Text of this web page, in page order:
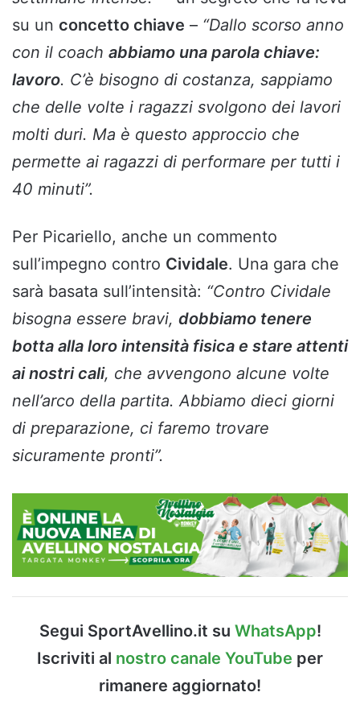
su un concetto chiave – “Dallo scorso anno
con il coach abbiamo una parola chiave:
lavoro. C’è bisogno di costanza, sappiamo
che delle volte i ragazzi svolgono dei lavori
molti duri. Ma è questo approccio che
permette ai ragazzi di performare per tutti i
40 minuti”.
Per Picariello, anche un commento
sull’impegno contro Cividale. Una gara che
sarà basata sull’intensità: “Contro Cividale
bisogna essere bravi, dobbiamo tenere
botta alla loro intensità fisica e stare attenti
ai nostri cali, che avvengono alcune volte
nell’arco della partita. Abbiamo dieci giorni
di preparazione, ci faremo trovare
sicuramente pronti”.
Segui SportAvellino.it su WhatsApp!
Iscriviti al nostro canale YouTube per
rimanere aggiornato!